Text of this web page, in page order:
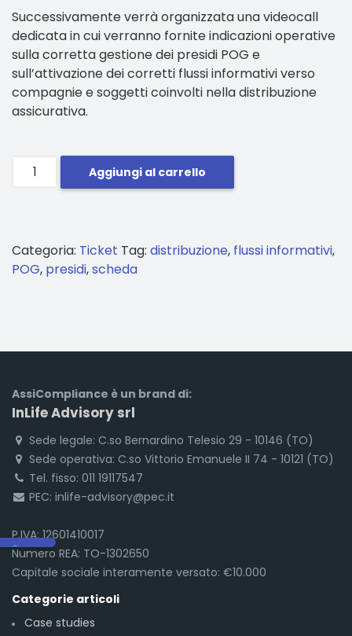
Successivamente verrà organizzata una videocall
dedicata in cui verranno fornite indicazioni operative
sulla corretta gestione dei presidi POG e
sull’attivazione dei corretti flussi informativi verso
compagnie e soggetti coinvolti nella distribuzione
assicurativa.
Assistenza
quantità
Aggiungi al carrello
Categoria: Ticket Tag: distribuzione, flussi informativi,
POG, presidi,scheda
AssiCompliance è un brand di:
InLife Advisory srl
Sede legale: C.so Bernardino Telesio 29 - 10146 (TO)
Sede operativa: C.so Vittorio Emanuele II 74 - 10121 (TO)
Tel. fisso: 011 19117547
PEC: inlife-advisory@pec.it
P.IVA: 12601410017
Numero REA: TO-1302650
Capitale sociale interamente versato: €10.000
Categorie articoli
Case studies